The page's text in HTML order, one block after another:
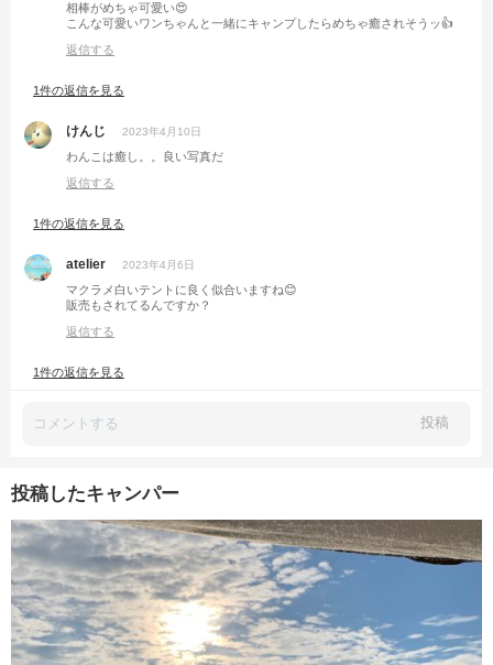
相棒がめちゃ可愛い😍
こんな可愛いワンちゃんと一緒にキャンプしたらめちゃ癒されそうッ👍
返信する
1件の返信を見る
けんじ 2023年4月10日
わんこは癒し。。良い写真だ
返信する
1件の返信を見る
atelier 2023年4月6日
マクラメ白いテントに良く似合いますね😊
販売もされてるんですか？
返信する
1件の返信を見る
投稿
投稿したキャンパー